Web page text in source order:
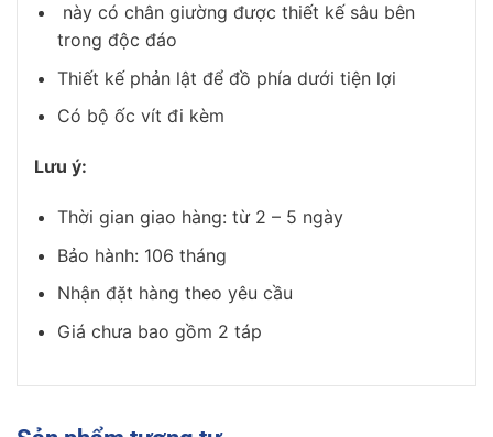
này có chân giường được thiết kế sâu bên
trong độc đáo
Thiết kế phản lật để đồ phía dưới tiện lợi
Có bộ ốc vít đi kèm
Lưu ý:
Thời gian giao hàng: từ 2 – 5 ngày
Bảo hành: 106 tháng
Nhận đặt hàng theo yêu cầu
Giá chưa bao gồm 2 táp